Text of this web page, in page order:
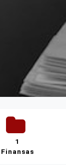
1
Finansas